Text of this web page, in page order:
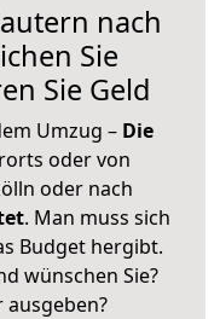
nach
Sie
Sie Geld
Umzug – Die
oder von
oder nach
. Man muss sich
Budget hergibt.
wünschen Sie?
ausgeben?